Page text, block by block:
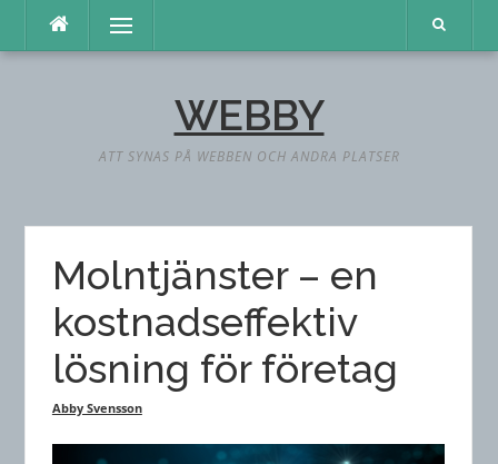
innehåll
Meny
WEBBY
ATT SYNAS PÅ WEBBEN OCH ANDRA PLATSER
Molntjänster – en
kostnadseffektiv
lösning för företag
Abby Svensson